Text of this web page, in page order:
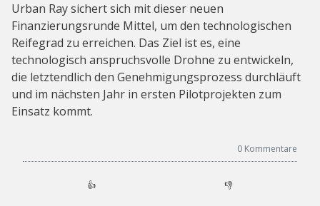
Urban Ray sichert sich mit dieser neuen
Finanzierungsrunde Mittel, um den technologischen
Reifegrad zu erreichen. Das Ziel ist es, eine
technologisch anspruchsvolle Drohne zu entwickeln,
die letztendlich den Genehmigungsprozess durchläuft
und im nächsten Jahr in ersten Pilotprojekten zum
Einsatz kommt.
0 Kommentare
👍 👎